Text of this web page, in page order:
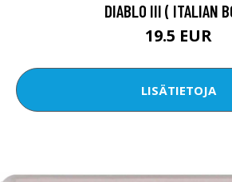
DIABLO III ( ITALIAN
19.5 EUR
LISÄTIETOJA